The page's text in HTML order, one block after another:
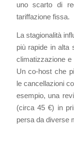
uno scarto di
tariffazione fissa.
La stagionalità
più rapide in alta
climatizzazione
Un co-host che
le cancellazioni
esempio, una
(circa 45 €) in
persa da diverse